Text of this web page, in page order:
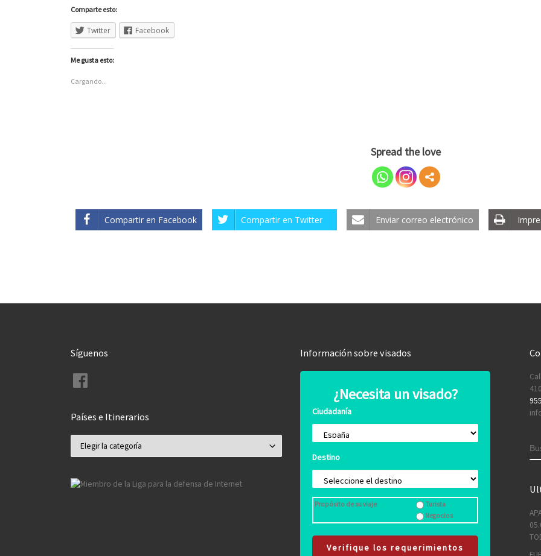
Comparte esto:
Twitter Facebook
Me gusta esto:
Cargando...
Spread the love
Compartir en Facebook Compartir en Twitter Enviar correo electrónico
Síguenos
Facebook
Países e Itinerarios
Información sobre visados
¿Necesita un visado?
Ciudadanía
Destino
Propósito de su viaje
Turista
Negocios
Verifique los requerimientos